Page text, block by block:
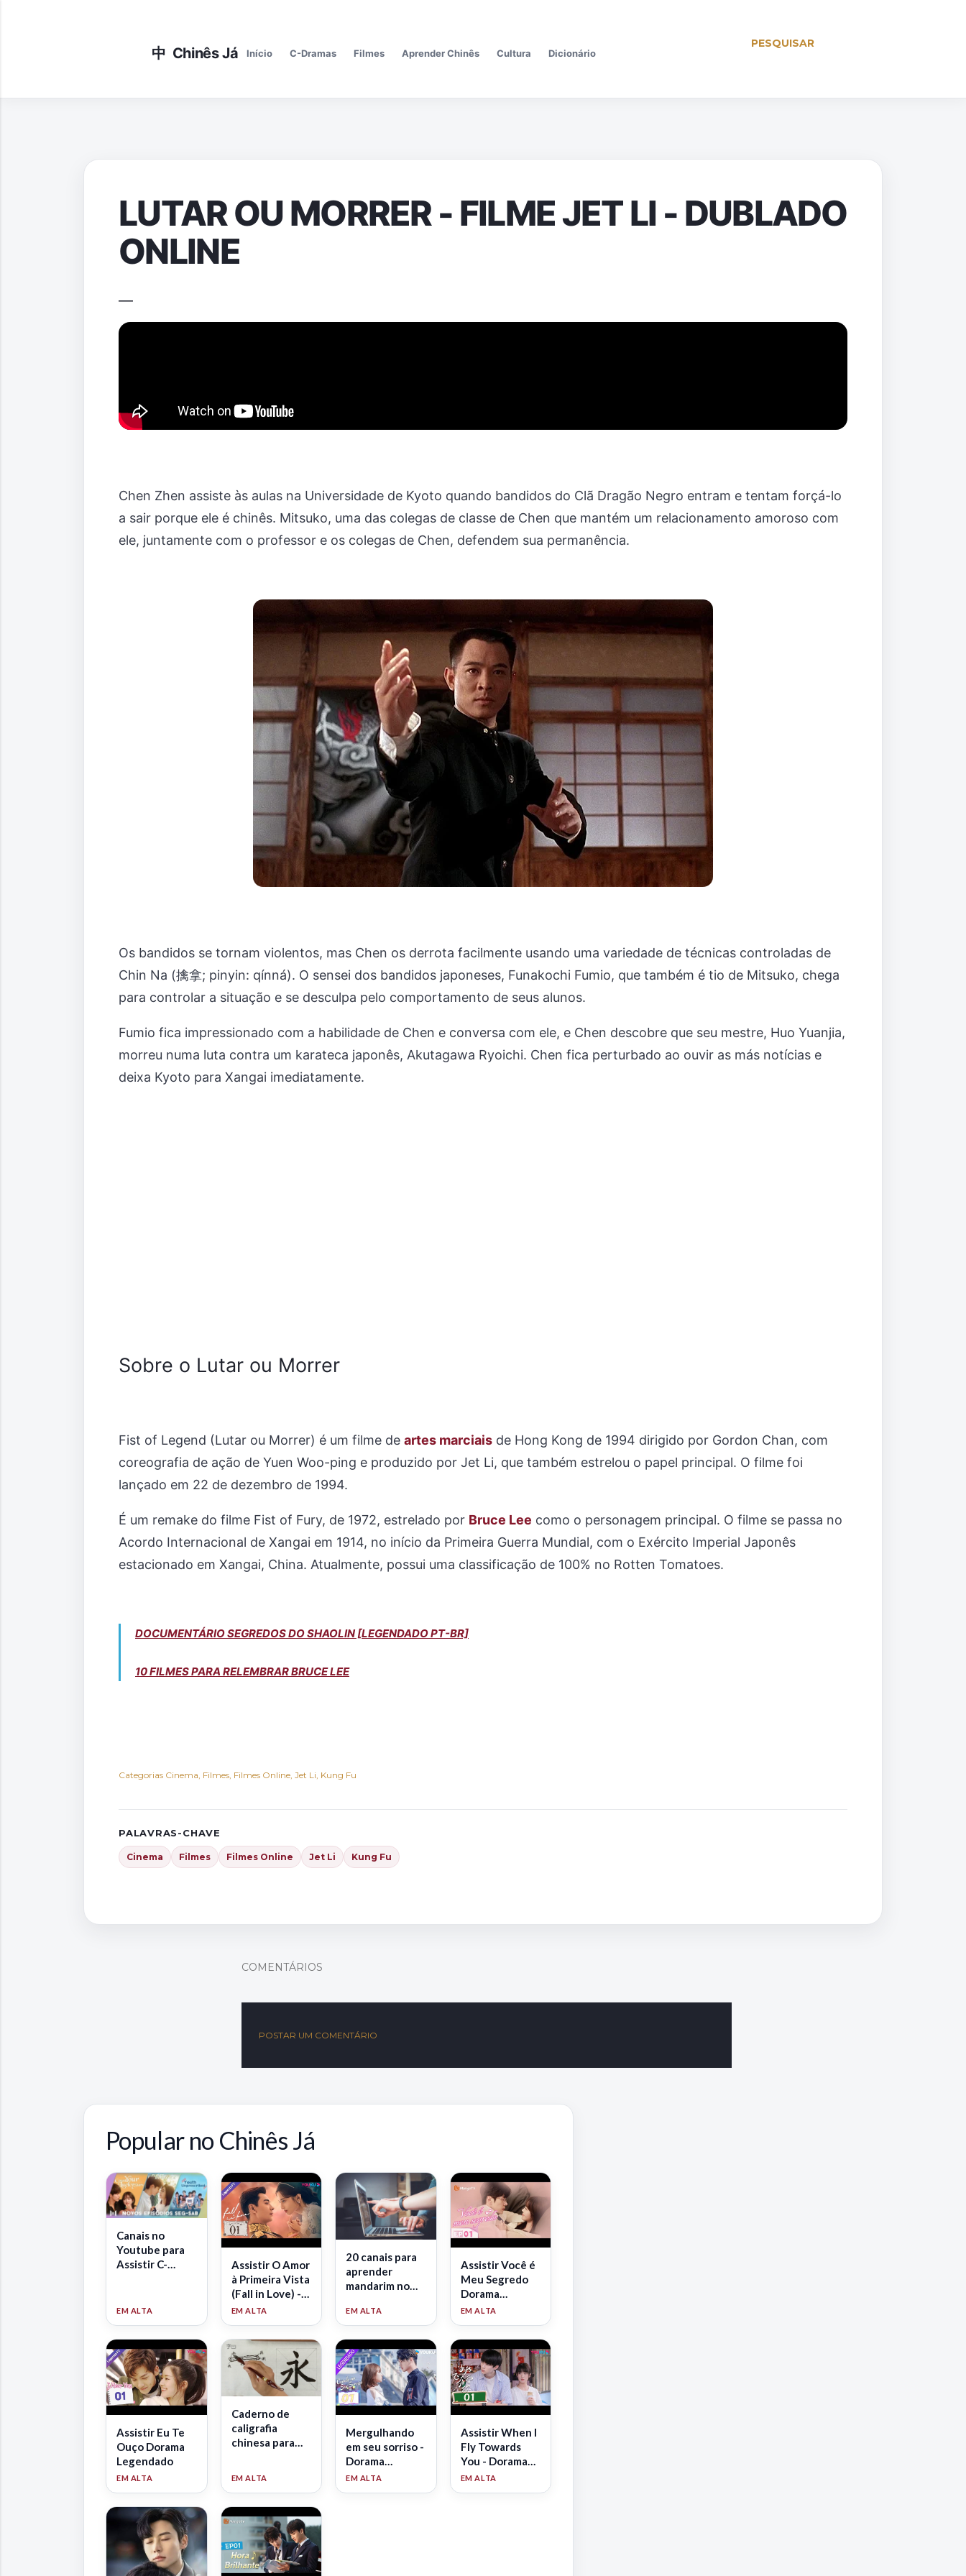
PESQUISAR
Início C-Dramas Filmes Aprender Chinês Cultura Dicionário
PALAVRAS-CHAVE
Cinema Filmes Filmes Online Jet Li Kung Fu
LUTAR OU MORRER - FILME JET LI - DUBLADO
ONLINE
Chen Zhen assiste às aulas na Universidade de Kyoto quando bandidos do Clã Dragão Negro entram e tentam forçá-lo
a sair porque ele é chinês. Mitsuko, uma das colegas de classe de Chen que mantém um relacionamento amoroso com
ele, juntamente com o professor e os colegas de Chen, defendem sua permanência.
Os bandidos se tornam violentos, mas Chen os derrota facilmente usando uma variedade de técnicas controladas de
Chin Na (擒拿; pinyin: qínná). O sensei dos bandidos japoneses, Funakochi Fumio, que também é tio de Mitsuko, chega
para controlar a situação e se desculpa pelo comportamento de seus alunos.
Fumio fica impressionado com a habilidade de Chen e conversa com ele, e Chen descobre que seu mestre, Huo Yuanjia,
morreu numa luta contra um karateca japonês, Akutagawa Ryoichi. Chen fica perturbado ao ouvir as más notícias e
deixa Kyoto para Xangai imediatamente.
Sobre o Lutar ou Morrer
Fist of Legend (Lutar ou Morrer) é um filme de artes marciais de Hong Kong de 1994 dirigido por Gordon Chan, com
coreografia de ação de Yuen Woo-ping e produzido por Jet Li, que também estrelou o papel principal. O filme foi
lançado em 22 de dezembro de 1994.
É um remake do filme Fist of Fury, de 1972, estrelado por Bruce Lee como o personagem principal. O filme se passa no
Acordo Internacional de Xangai em 1914, no início da Primeira Guerra Mundial, com o Exército Imperial Japonês
estacionado em Xangai, China. Atualmente, possui uma classificação de 100% no Rotten Tomatoes.
DOCUMENTÁRIO SEGREDOS DO SHAOLIN [LEGENDADO PT-BR]
10 FILMES PARA RELEMBRAR BRUCE LEE
Categorias Cinema Filmes Filmes Online Jet Li Kung Fu
COMENTÁRIOS
POSTAR UM COMENTÁRIO
Popular no Chinês Já
Canais no
Youtube para
Assistir C-
Assistir O Amor
à Primeira Vista
(Fall in Love) -
Dorama
Legendado
20 canais para
aprender
mandarim no
zero ao
avançado
(2026)
Assistir Você é
Meu Segredo
Dorama
Legendado
Assistir Eu Te
Ouço Dorama
Legendado
Caderno de
caligrafia
chinesa para
PDF para
Mergulhando
em seu sorriso -
Dorama
Legendado
Assistir When I
Fly Towards
You - Dorama
Legendado